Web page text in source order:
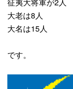
大老は8人
大名は15人
です。